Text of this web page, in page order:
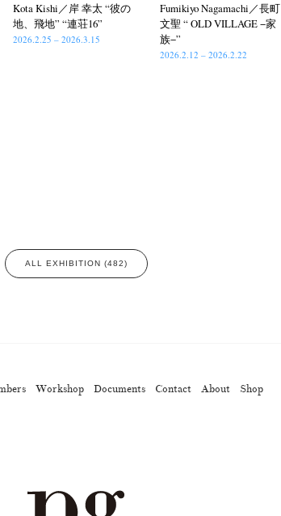
Kota Kishi／岸 幸太 “彼の
地、飛地” “連荘16”
2026.2.25 – 2026.3.15
Fumikiyo Nagamachi／長町
文聖 “ OLD VILLAGE −家
族−”
2026.2.12 – 2026.2.22
ALL EXHIBITION (482)
Workshop Documents Contact About Shop